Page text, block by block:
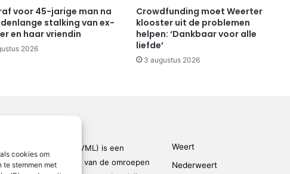
cookies om
te stemmen met
voor 45-jarige man na
stalking van ex-
en haar vriendin
2026
Crowdfunding moet Weerter
klooster uit de problemen
helpen: ‘Dankbaar voor alle
liefde’
3 augustus 2026
Midden-Limburg (VML) is een
van de omroepen
Weert
Nederweert